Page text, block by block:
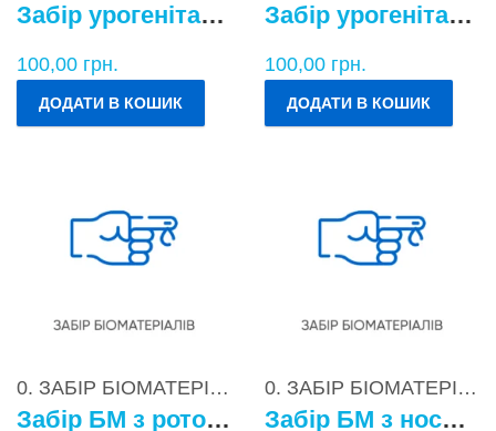
Забір урогенітального БМ у чоловіків
100,00 грн.
ДОДАТИ В КОШИК
Забір урогенітального БМ у жінок
100,00 грн.
ДОДАТИ В КОШИК
0. ЗАБІР БІОМАТЕРІАЛІВ
Забір БМ з ротоглотки
0. ЗАБІР БІОМАТЕРІАЛІВ
Забір БМ з носоглотки